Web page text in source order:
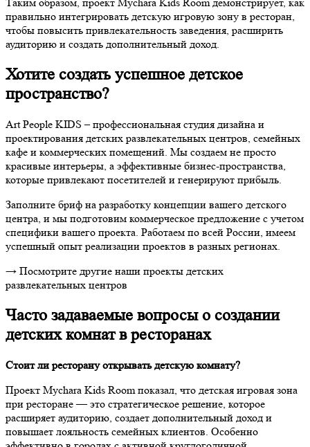
правильно интегрировать детскую игровую зону в ресторан,
чтобы повысить привлекательность заведения, расширить
аудиторию и создать дополнительный доход.
Хотите создать успешное детское
пространство?
Art People KIDS – профессиональная студия дизайна и
проектирования детских развлекательных центров, семейных
кафе и коммерческих помещений. Мы создаем не просто
красивые интерьеры, а эффективные бизнес-пространства,
которые привлекают посетителей и генерируют прибыль.
Заполните бриф на разработку концепции вашего детского
центра, и мы подготовим коммерческое предложение с учетом
специфики вашего проекта. Работаем по всей России, имеем
успешный опыт реализации проектов в разных регионах.
→ Посмотрите другие наши проекты детских
развлекательных центров
Часто задаваемые вопросы о создании
детских комнат в ресторанах
Стоит ли ресторану открывать детскую комнату?
Проект Mychara Kids Room показал, что детская игровая зона
при ресторане — это стратегическое решение, которое
расширяет аудиторию, создает дополнительный доход и
повышает лояльность семейных клиентов. Особенно